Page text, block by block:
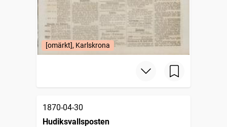
[omärkt], Karlskrona
1870-04-30
Hudiksvallsposten